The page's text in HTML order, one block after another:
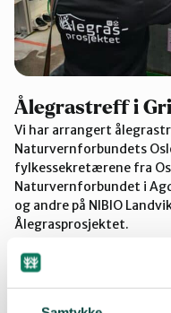
Ålegrastreff i
Vi har arrangert
Naturvernforbundets
fylkessekretærene fra
Naturvernforbundet i
og andre på NIBIO
Ålegrasprosjektet.